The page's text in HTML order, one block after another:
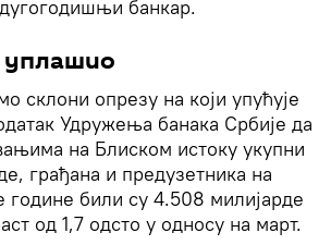
банкар.
уплашио
склони опрезу на који упућује
Удружења банака Србије да
на Блиском истоку укупни
грађана и предузетника на
године били су 4.508 милијарде
од 1,7 одсто у односу на март.